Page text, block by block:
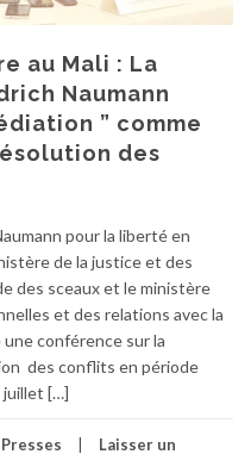
au Mali : La
Naumann
” comme
des
pour la liberté en
de la justice et des
des sceaux et le ministère
et des relations avec la
conférence sur la
des conflits en période
juillet […]
Presses Laisser un